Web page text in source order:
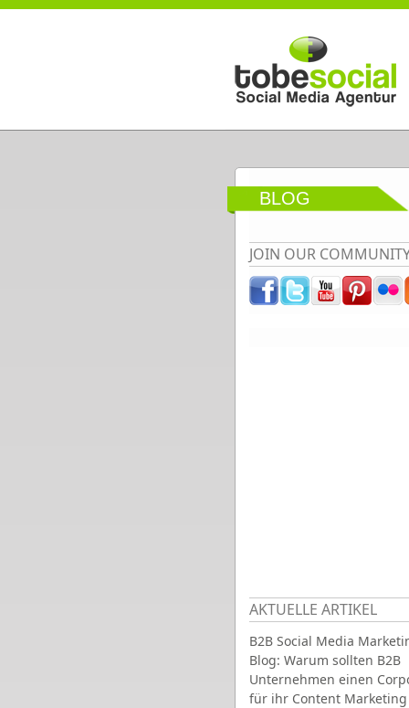
Direkt zum Inhalt
BLOG
JOIN OUR
AKTUELLE ARTIKEL
B2B Social Media
Blog: Warum sollten B2B
Unternehmen einen
für ihr Content Marketing